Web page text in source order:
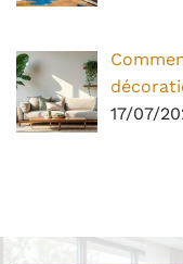
17/07/